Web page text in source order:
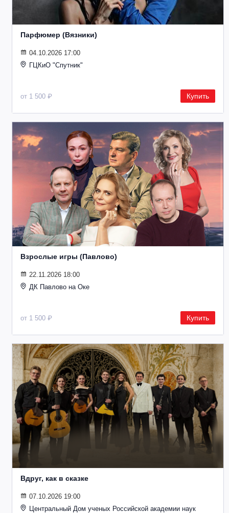
Парфюмер (Вязники)
04.10.2026 17:00
ГЦКиО "Спутник"
от 1 500 ₽ Купить
Взрослые игры (Павлово)
22.11.2026 18:00
ДК Павлово на Оке
от 1 500 ₽ Купить
Вдруг, как в сказке
07.10.2026 19:00
Центральный Дом ученых Российской академии наук